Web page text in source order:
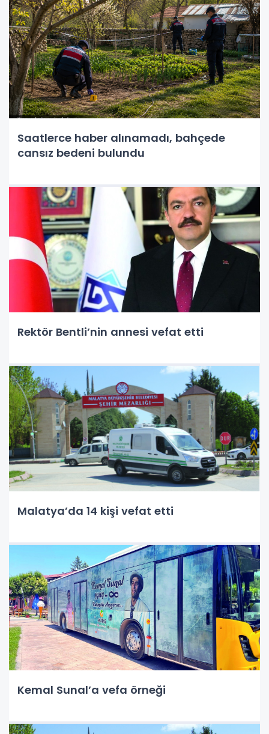
Saatlerce haber alınamadı, bahçede
cansız bedeni bulundu
Rektör Bentli’nin annesi vefat etti
Malatya’da 14 kişi vefat etti
Kemal Sunal’a vefa örneği